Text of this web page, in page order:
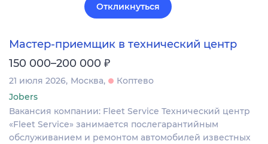
Откликнуться
Мастер-приемщик в технический центр
150 000–200 000 ₽
21 июля 2026 Москва
Коптево
Jobers
Вакансия компании: Fleet Service Технический центр
«Fleet Service» занимается послегарантийным
обслуживанием и ремонтом автомобилей известных